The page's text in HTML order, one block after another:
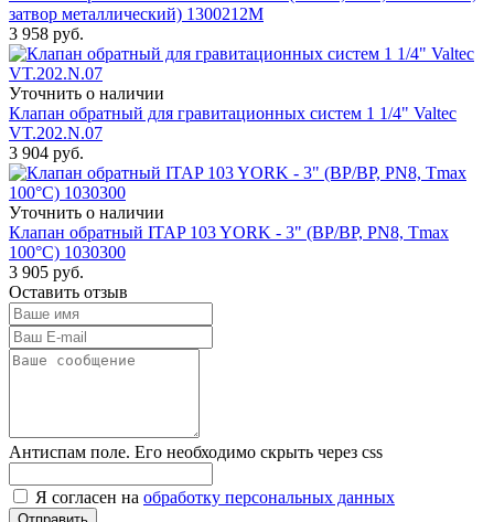
затвор металлический) 1300212M
3 958 руб.
Уточнить о наличии
Клапан обратный для гравитационных систем 1 1/4" Valtec
VT.202.N.07
3 904 руб.
Уточнить о наличии
Клапан обратный ITAP 103 YORK - 3" (ВР/ВР, PN8, Tmax
100°С) 1030300
3 905 руб.
Оставить отзыв
Антиспам поле. Его необходимо скрыть через css
Я согласен на обработку персональных данных